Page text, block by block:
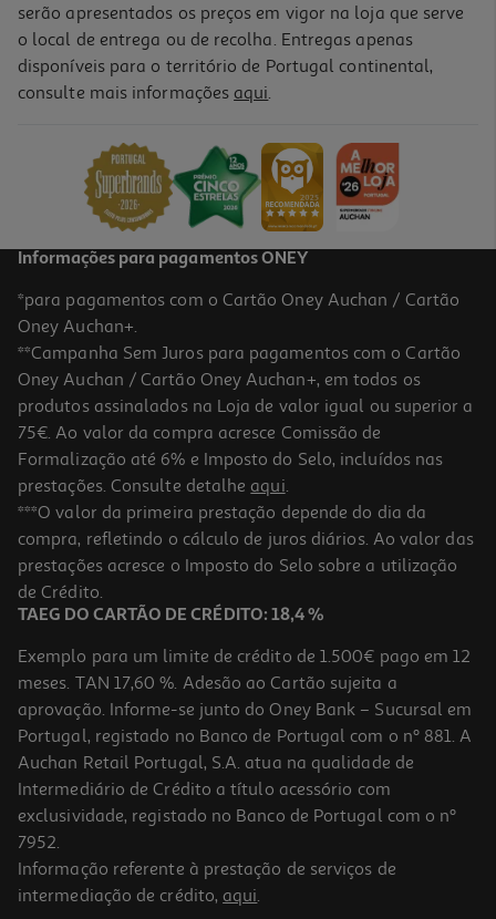
serão apresentados os preços em vigor na loja que serve
o local de entrega ou de recolha. Entregas apenas
disponíveis para o território de Portugal continental,
consulte mais informações aqui.
Informações para pagamentos ONEY
*para pagamentos com o Cartão Oney Auchan / Cartão
Oney Auchan+.
**Campanha Sem Juros para pagamentos com o Cartão
Oney Auchan / Cartão Oney Auchan+, em todos os
produtos assinalados na Loja de valor igual ou superior a
75€. Ao valor da compra acresce Comissão de
Formalização até 6% e Imposto do Selo, incluídos nas
prestações. Consulte detalhe aqui.
***O valor da primeira prestação depende do dia da
compra, refletindo o cálculo de juros diários. Ao valor das
prestações acresce o Imposto do Selo sobre a utilização
de Crédito.
TAEG DO CARTÃO DE CRÉDITO: 18,4 %
Exemplo para um limite de crédito de 1.500€ pago em 12
meses. TAN 17,60 %. Adesão ao Cartão sujeita a
aprovação. Informe-se junto do Oney Bank – Sucursal em
Portugal, registado no Banco de Portugal com o nº 881. A
Auchan Retail Portugal, S.A. atua na qualidade de
Intermediário de Crédito a título acessório com
exclusividade, registado no Banco de Portugal com o nº
7952.
Informação referente à prestação de serviços de
intermediação de crédito, aqui.